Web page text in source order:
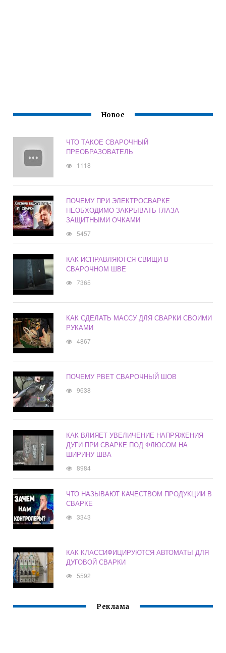
Новое
ЧТО ТАКОЕ СВАРОЧНЫЙ
ПРЕОБРАЗОВАТЕЛЬ
1118
ПОЧЕМУ ПРИ ЭЛЕКТРОСВАРКЕ
НЕОБХОДИМО ЗАКРЫВАТЬ ГЛАЗА
ЗАЩИТНЫМИ ОЧКАМИ
5457
КАК ИСПРАВЛЯЮТСЯ СВИЩИ В
СВАРОЧНОМ ШВЕ
7365
КАК СДЕЛАТЬ МАССУ ДЛЯ СВАРКИ СВОИМИ
РУКАМИ
4867
ПОЧЕМУ РВЕТ СВАРОЧНЫЙ ШОВ
9638
КАК ВЛИЯЕТ УВЕЛИЧЕНИЕ НАПРЯЖЕНИЯ
ДУГИ ПРИ СВАРКЕ ПОД ФЛЮСОМ НА
ШИРИНУ ШВА
8984
ЧТО НАЗЫВАЮТ КАЧЕСТВОМ ПРОДУКЦИИ В
СВАРКЕ
3343
КАК КЛАССИФИЦИРУЮТСЯ АВТОМАТЫ ДЛЯ
ДУГОВОЙ СВАРКИ
5592
Реклама